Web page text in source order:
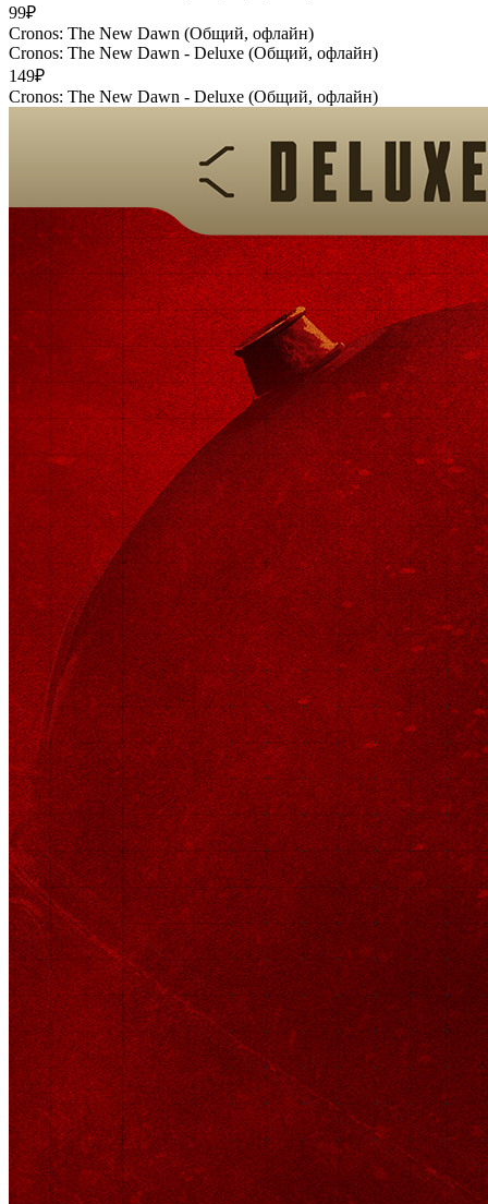
99₽
Cronos: The New Dawn (Общий, офлайн)
Cronos: The New Dawn - Deluxe (Общий, офлайн)
149₽
Cronos: The New Dawn - Deluxe (Общий, офлайн)